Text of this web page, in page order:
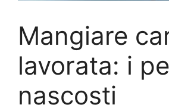
Mangiare
lavorata: i
nascosti